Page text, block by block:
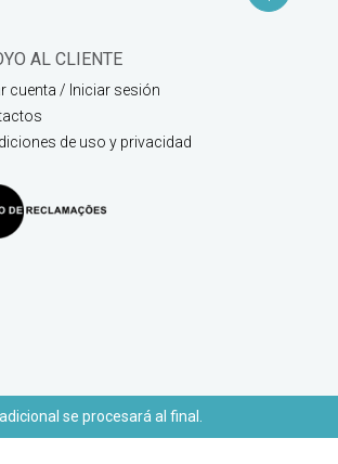
AL CLIENTE
cuenta / Iniciar sesión
de uso y privacidad
se procesará al final.